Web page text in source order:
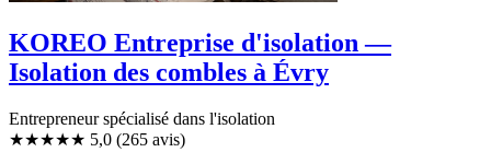
KOREO Entreprise d'isolation —
Isolation des combles à Évry
Entrepreneur spécialisé dans l'isolation
★★★★★ 5,0 (265 avis)